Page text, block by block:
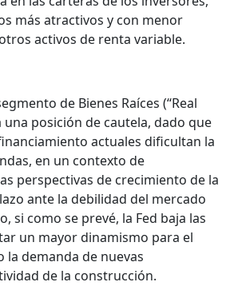
más atractivos y con menor
activos de renta variable.
de Bienes Raíces (“Real
una posición de cautela, dado que
actuales dificultan la
en un contexto de
perspectivas de crecimiento de la
ante la debilidad del mercado
si como se prevé, la Fed baja las
un mayor dinamismo para el
la demanda de nuevas
de la construcción.